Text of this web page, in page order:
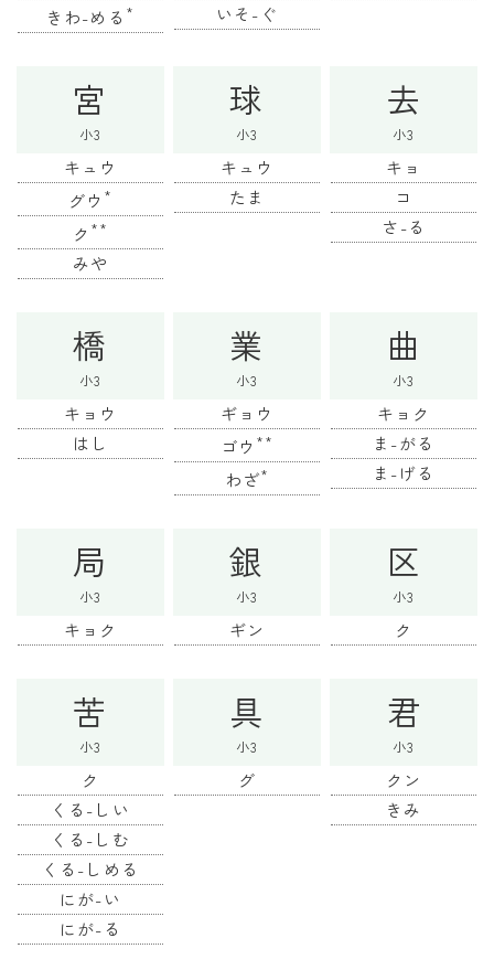
きわ-める *
いそ-ぐ
宮
小3
キュウ
グウ *
ク **
みや
球
小3
キュウ
たま
去
小3
キョ
コ
さ-る
橋
小3
キョウ
はし
業
小3
ギョウ
ゴウ **
わざ*
曲
小3
キョク
ま-がる
ま-げる
局
小3
キョク
銀
小3
ギン
区
小3
ク
苦
小3
ク
くる-しい
くる-しむ
くる-しめる
にが-い
にが-る
具
小3
グ
君
小3
クン
きみ